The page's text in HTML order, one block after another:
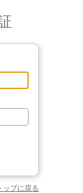
ップに戻る